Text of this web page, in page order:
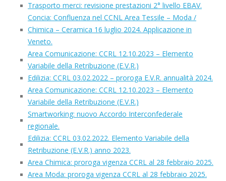
Trasporto merci: revisione prestazioni 2° livello EBAV.
Concia: Confluenza nel CCNL Area Tessile – Moda /
Chimica – Ceramica 16 luglio 2024. Applicazione in
Veneto.
Area Comunicazione: CCRL 12.10.2023 – Elemento
Variabile della Retribuzione (E.V.R.)
Edilizia: CCRL 03.02.2022 – proroga E.V.R. annualità 2024.
Area Comunicazione: CCRL 12.10.2023 – Elemento
Variabile della Retribuzione (E.V.R.)
Smartworking: nuovo Accordo Interconfederale
regionale.
Edilizia: CCRL 03.02.2022. Elemento Variabile della
Retribuzione (E.V.R.) anno 2023.
Area Chimica: proroga vigenza CCRL al 28 febbraio 2025.
Area Moda: proroga vigenza CCRL al 28 febbraio 2025.